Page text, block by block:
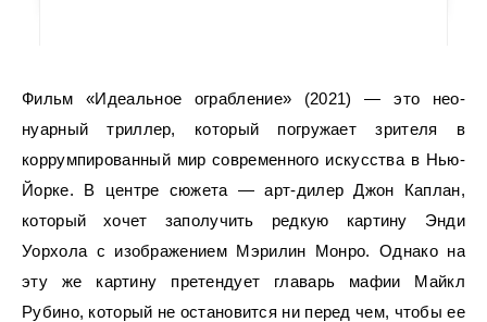
Фильм «Идеальное ограбление» (2021) — это нео-
нуарный триллер, который погружает зрителя в
коррумпированный мир современного искусства в Нью-
Йорке. В центре сюжета — арт-дилер Джон Каплан,
который хочет заполучить редкую картину Энди
Уорхола с изображением Мэрилин Монро. Однако на
эту же картину претендует главарь мафии Майкл
Рубино, который не остановится ни перед чем, чтобы ее